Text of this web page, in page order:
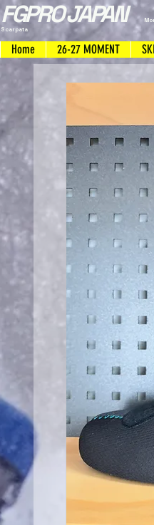
FGPRO JAPAN
Scarpata
Home 26-27 MOMENT SKI